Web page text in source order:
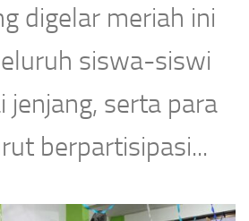
digelar meriah ini
siswa-siswi
jenjang, serta para
berpartisipasi...